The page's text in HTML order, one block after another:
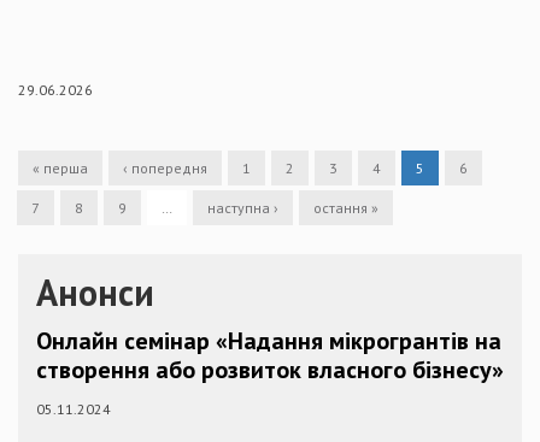
29.06.2026
« перша ‹ попередня 1 2 3 4 5 6
7 8 9 наступна › остання »
Анонси
Онлайн семінар «Надання мікрогрантів на
створення або розвиток власного бізнесу»
05.11.2024